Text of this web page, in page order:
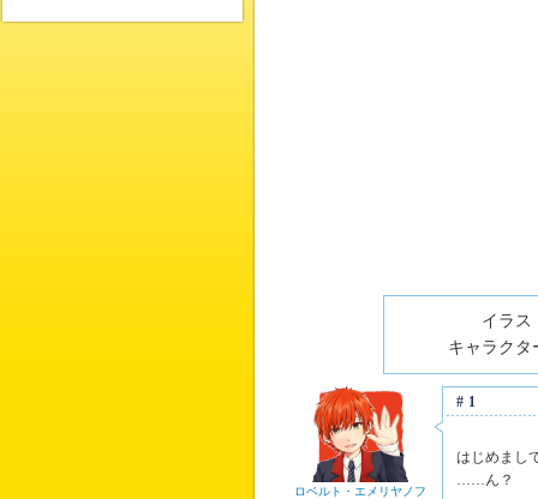
イラス
キャラクタ
ロベルト・エメリヤノフ
#1
はじめまし
……ん？